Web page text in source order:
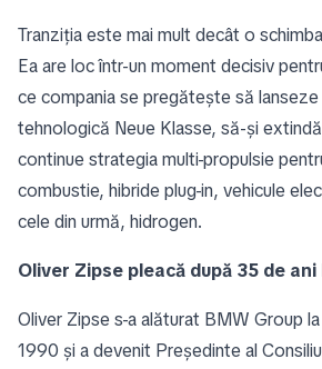
Tranziția este mai mult decât o
Ea are loc într-un moment decisiv
ce compania se pregătește să
tehnologică Neue Klasse, să-și
continue strategia multi-propulsie
combustie, hibride plug-in, vehicule
cele din urmă, hidrogen.
Oliver Zipse pleacă după 35 de ani
Oliver Zipse s-a alăturat BMW Group
1990 și a devenit Președinte al